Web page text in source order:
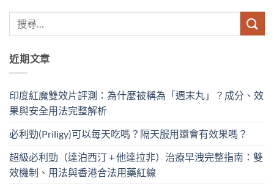
近期文章
印度紅魔雙效片評測：為什麼被稱為「週末丸」？成分、效
果與安全用法完整解析
必利勁(Priligy)可以每天吃嗎？隔天服用還會有效果嗎？
超級必利勁（達泊西汀 + 他達拉非）治療早洩完整指南：雙
效機制、用法與香港合法用藥紅線